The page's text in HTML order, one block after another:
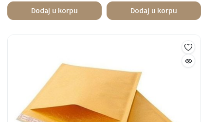
Dodaj u korpu Dodaj u korpu